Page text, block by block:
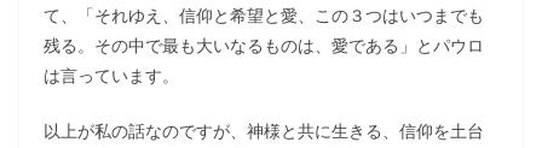
て、「それゆえ、信仰と希望と愛、この３つはいつまでも
残る。その中で最も大いなるものは、愛である」とパウロ
は言っています。
以上が私の話なのですが、神様と共に生きる、信仰を土台